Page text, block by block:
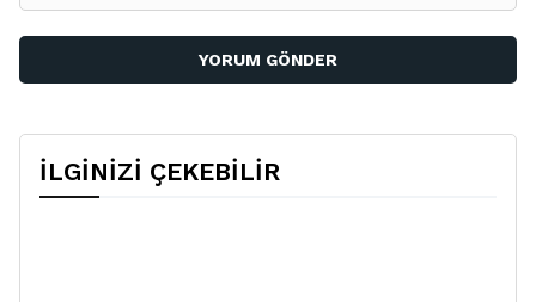
İLGİNİZİ ÇEKEBİLİR